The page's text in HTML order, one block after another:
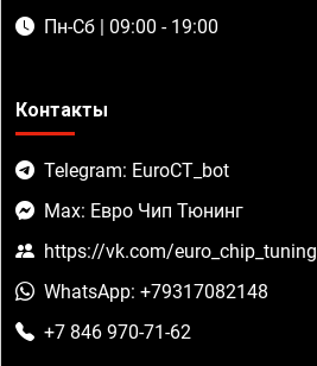
Пн-Сб | 09:00 - 19:00
Контакты
Telegram: EuroCT_bot
Max: Евро Чип Тюнинг
https://vk.com/euro_chip_tuning
WhatsApp: +79317082148
+7 846 970-71-62